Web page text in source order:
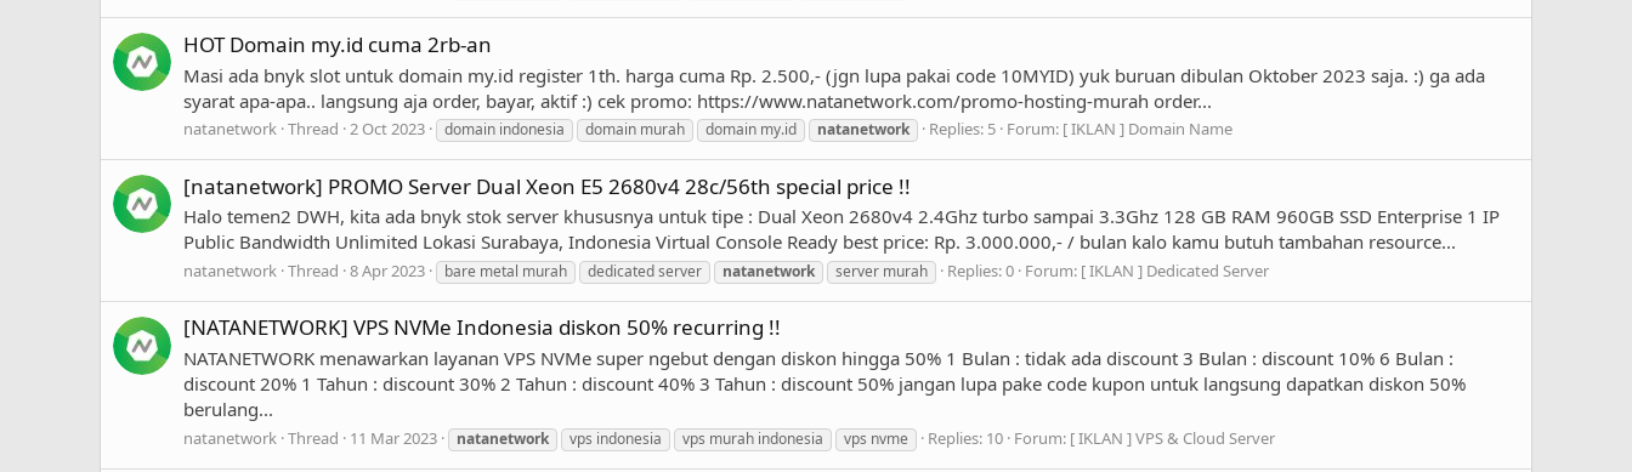
HOT Domain my.id cuma 2rb-an
Masi ada bnyk slot untuk domain my.id register 1th. harga cuma Rp. 2.500,- (jgn lupa pakai code 10MYID) yuk buruan dibulan Oktober 2023 saja. :) ga ada
syarat apa-apa.. langsung aja order, bayar, aktif :) cek promo: https://www.natanetwork.com/promo-hosting-murah order...
natanetwork Thread 2 Oct 2023 domain indonesia domain murah domain my.id natanetwork Replies: 5 Forum: [ IKLAN ] Domain Name
[natanetwork] PROMO Server Dual Xeon E5 2680v4 28c/56th special price !!
Halo temen2 DWH, kita ada bnyk stok server khususnya untuk tipe : Dual Xeon 2680v4 2.4Ghz turbo sampai 3.3Ghz 128 GB RAM 960GB SSD Enterprise 1 IP
Public Bandwidth Unlimited Lokasi Surabaya, Indonesia Virtual Console Ready best price: Rp. 3.000.000,- / bulan kalo kamu butuh tambahan resource...
natanetwork Thread 8 Apr 2023 bare metal murah dedicated server natanetwork server murah Replies: 0 Forum: [ IKLAN ] Dedicated Server
[NATANETWORK] VPS NVMe Indonesia diskon 50% recurring !!
NATANETWORK menawarkan layanan VPS NVMe super ngebut dengan diskon hingga 50% 1 Bulan : tidak ada discount 3 Bulan : discount 10% 6 Bulan :
discount 20% 1 Tahun : discount 30% 2 Tahun : discount 40% 3 Tahun : discount 50% jangan lupa pake code kupon untuk langsung dapatkan diskon 50%
berulang...
natanetwork Thread 11 Mar 2023 natanetwork vps indonesia vps murah indonesia vps nvme Replies: 10 Forum: [ IKLAN ] VPS & Cloud Server